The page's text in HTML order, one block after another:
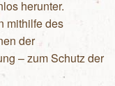
herunter.
mithilfe des
der
– zum Schutz der